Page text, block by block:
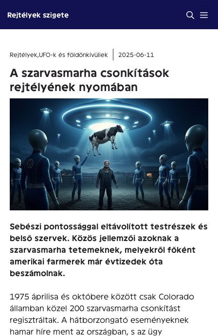
tartalomba
Rejtélyek szigete
Rejtélyek,UFO-k és földönkívüliek 2025-06-11
A szarvasmarha csonkítások
rejtélyének nyomában
Sebészi pontossággal eltávolított testrészek és
belső szervek. Közös jellemzői azoknak a
szarvasmarha tetemeknek, melyekről főként
amerikai farmerek már évtizedek óta
beszámolnak.
1975 áprilisa és októbere között csak Colorado
államban közel 200 szarvasmarha csonkítást
regisztráltak. A hátborzongató eseményeknek
hamar híre ment az országban, s az ügy